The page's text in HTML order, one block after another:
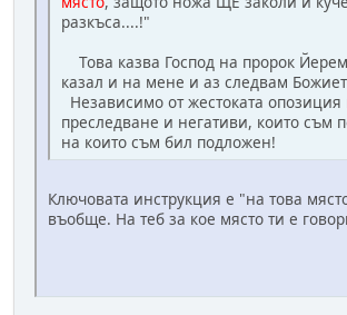
разкъса....!"
Това казва Господ на пророк
казал и на мене и аз следвам
Независимо от жестоката опозиция
преследване и негативи, които съм
на които съм бил подложен!
Ключовата инструкция е "на това
въобще. На теб за кое място ти е